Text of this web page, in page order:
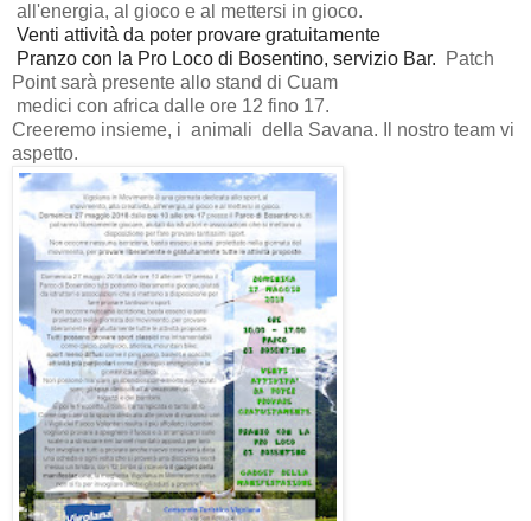
all'energia, al gioco e al mettersi in gioco.
Venti attività da poter provare gratuitamente
Pranzo con la Pro Loco di Bosentino, servizio Bar.
Patch
Point sarà presente allo stand di Cuam
medici con africa dalle ore 12 fino 17.
Creeremo insieme, i animali della Savana. Il nostro team vi
aspetto.